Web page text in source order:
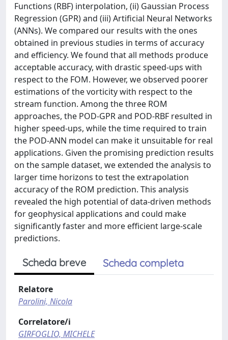
Functions (RBF) interpolation, (ii) Gaussian Process
Regression (GPR) and (iii) Artificial Neural Networks
(ANNs). We compared our results with the ones
obtained in previous studies in terms of accuracy
and efficiency. We found that all methods produce
acceptable accuracy, with drastic speed-ups with
respect to the FOM. However, we observed poorer
estimations of the vorticity with respect to the
stream function. Among the three ROM
approaches, the POD-GPR and POD-RBF resulted in
higher speed-ups, while the time required to train
the POD-ANN model can make it unsuitable for real
applications. Given the promising prediction results
on the sample dataset, we extended the analysis to
larger time horizons to test the extrapolation
accuracy of the ROM prediction. This analysis
revealed the high potential of data-driven methods
for geophysical applications and could make
significantly faster and more efficient large-scale
predictions.
Scheda breve Scheda completa
Relatore
Parolini, Nicola
Correlatore/i
GIRFOGLIO, MICHELE